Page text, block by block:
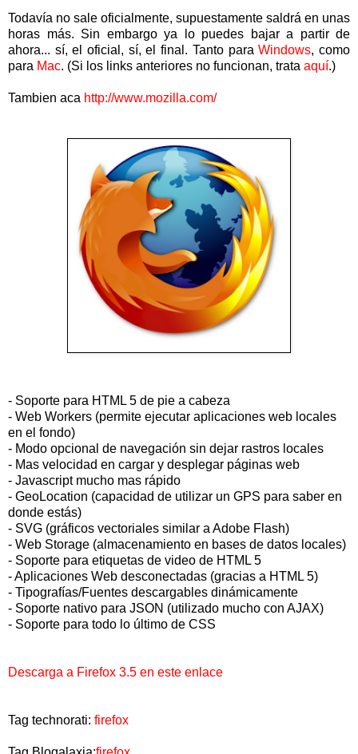
Todavía no sale oficialmente, supuestamente saldrá en unas
horas más. Sin embargo ya lo puedes bajar a partir de
ahora... sí, el oficial, sí, el final. Tanto paraWindows, como
para Mac. (Si los links anteriores no funcionan, trata aquí.)
Tambien aca http://www.mozilla.com/
- Soporte para HTML 5 de pie a cabeza
- Web Workers (permite ejecutar aplicaciones web locales
en el fondo)
- Modo opcional de navegación sin dejar rastros locales
- Mas velocidad en cargar y desplegar páginas web
- Javascript mucho mas rápido
- GeoLocation (capacidad de utilizar un GPS para saber en
donde estás)
- SVG (gráficos vectoriales similar a Adobe Flash)
- Web Storage (almacenamiento en bases de datos locales)
- Soporte para etiquetas de video de HTML 5
- Aplicaciones Web desconectadas (gracias a HTML 5)
- Tipografías/Fuentes descargables dinámicamente
- Soporte nativo para JSON (utilizado mucho con AJAX)
- Soporte para todo lo último de CSS
Descarga a Firefox 3.5 en este enlace
Tag technorati: firefox